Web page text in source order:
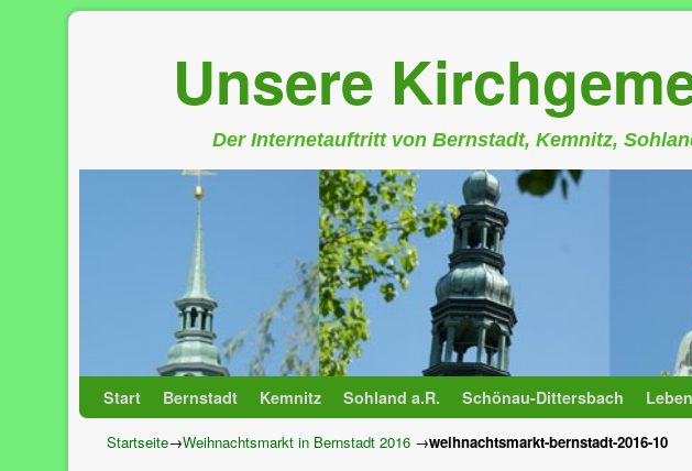
Unsere
Der Internetauftritt von Bernstadt, Kemnitz,
Start Bernstadt Kemnitz Sohland a.R. Schönau-Dittersbach
Startseite→Weihnachtsmarkt in Bernstadt 2016 →weihnachtsmarkt-bernstadt-2016-10